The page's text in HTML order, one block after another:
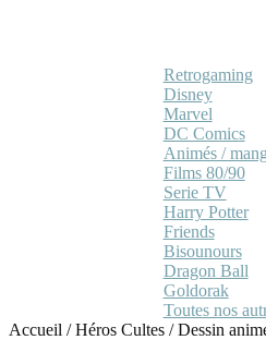
Retrogaming
Disney
Marvel
DC Comics
Animés /
Films 80/90
Serie TV
Harry Potter
Friends
Bisounours
Dragon Ball
Goldorak
Toutes nos
Accueil /Héros Cultes /Dessin